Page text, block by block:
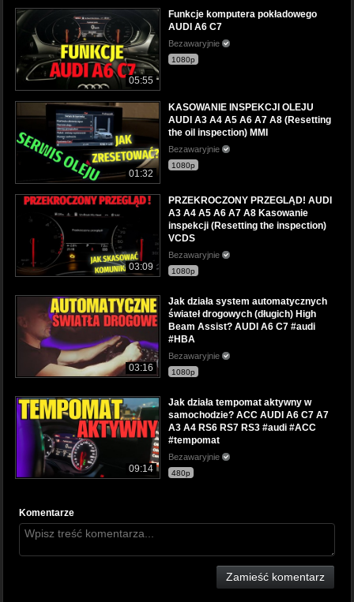
05:55
Funkcje komputera pokładowego
AUDI A6 C7
Bezawaryjnie
1080p
01:32
KASOWANIE INSPEKCJI OLEJU
AUDI A3 A4 A5 A6 A7 A8 (Resetting
the oil inspection) MMI
Bezawaryjnie
1080p
03:09
PRZEKROCZONY PRZEGLĄD! AUDI
A3 A4 A5 A6 A7 A8 Kasowanie
inspekcji (Resetting the inspection)
VCDS
Bezawaryjnie
1080p
03:16
Jak działa system automatycznych
świateł drogowych (długich) High
Beam Assist? AUDI A6 C7 #audi
#HBA
Bezawaryjnie
1080p
09:14
Jak działa tempomat aktywny w
samochodzie? ACC AUDI A6 C7 A7
A3 A4 RS6 RS7 RS3 #audi #ACC
#tempomat
Bezawaryjnie
480p
Komentarze
Zamieść komentarz